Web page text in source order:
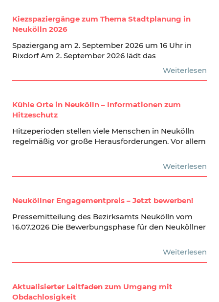
Kiezspaziergänge zum Thema Stadtplanung in
Neukölln 2026
Spaziergang am 2. September 2026 um 16 Uhr in
Rixdorf Am 2. September 2026 lädt das
Weiterlesen
Kühle Orte in Neukölln – Informationen zum
Hitzeschutz
Hitzeperioden stellen viele Menschen in Neukölln
regelmäßig vor große Herausforderungen. Vor allem
Weiterlesen
Neuköllner Engagementpreis – Jetzt bewerben!
Pressemitteilung des Bezirksamts Neukölln vom
16.07.2026 Die Bewerbungsphase für den Neuköllner
Weiterlesen
Aktualisierter Leitfaden zum Umgang mit
Obdachlosigkeit